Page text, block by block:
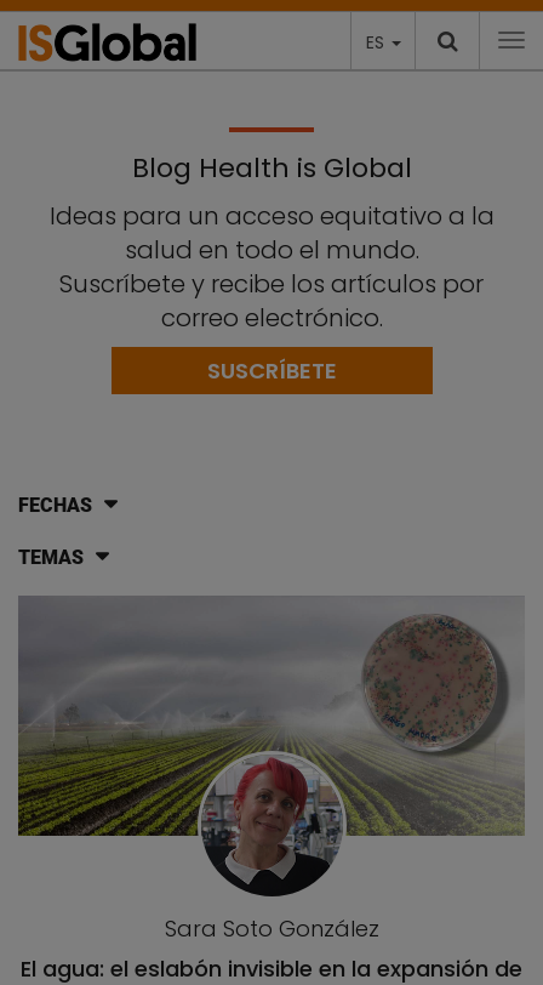
ES
Blog Health is Global
Ideas para un acceso equitativo a la
salud en todo el mundo.
Suscríbete y recibe los artículos por
correo electrónico.
SUSCRÍBETE
FECHAS
TEMAS
Sara Soto González
El agua: el eslabón invisible en la expansión de